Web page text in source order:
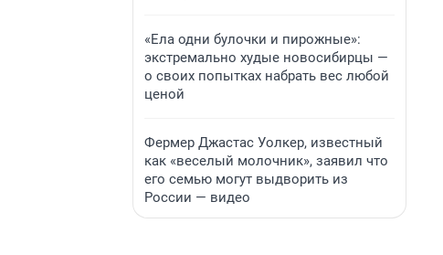
«Ела одни булочки и пирожные»:
экстремально худые новосибирцы —
о своих попытках набрать вес любой
ценой
Фермер Джастас Уолкер, известный
как «веселый молочник», заявил что
его семью могут выдворить из
России — видео